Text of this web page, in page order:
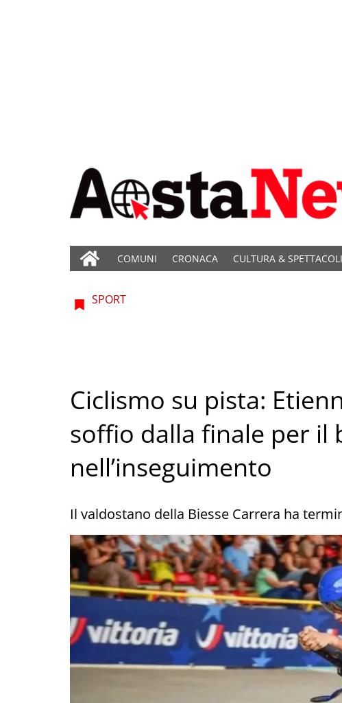
COMUNI CRONACA CULTURA & SPETTACOLI
SPORT
Ciclismo su pista:
soffio dalla finale per il
nell’inseguimento
Il valdostano della Biesse Carrera ha